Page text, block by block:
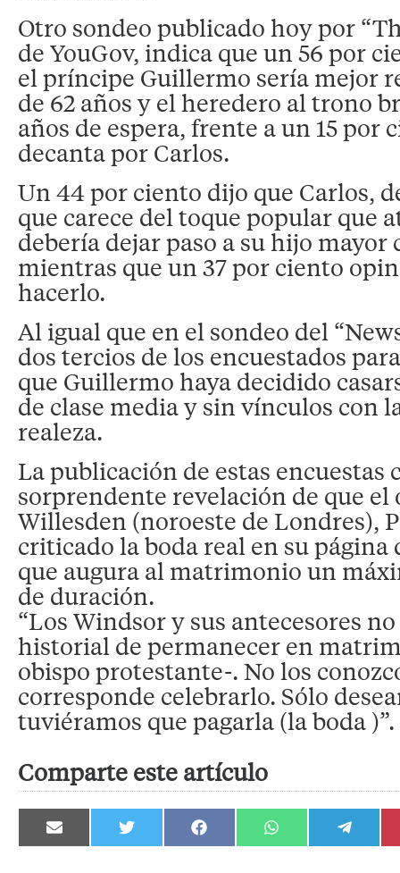
Otro sondeo publicado hoy por
de YouGov, indica que un 56 por
el príncipe Guillermo sería mejor
de 62 años y el heredero al trono
años de espera, frente a un 15 por
decanta por Carlos.
Un 44 por ciento dijo que Carlos,
que carece del toque popular que
debería dejar paso a su hijo
mientras que un 37 por ciento
hacerlo.
Al igual que en el sondeo del
dos tercios de los encuestados
que Guillermo haya decidido
de clase media y sin vínculos con
realeza.
La publicación de estas encuestas
sorprendente revelación de que el
Willesden (noroeste de Londres),
criticado la boda real en su página
que augura al matrimonio un
de duración.
“Los Windsor y sus antecesores
historial de permanecer en
obispo protestante-. No los
corresponde celebrarlo. Sólo
tuviéramos que pagarla (la boda )”.
Comparte este artículo
Compartir
en
Compartir
en
Compartir
en
Compartir
en
Compartir
en